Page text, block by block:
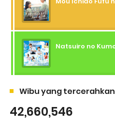
Wibu yang tercerahkan
42,660,546